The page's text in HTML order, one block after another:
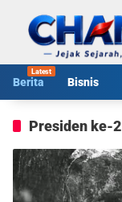
konten
Berita Bisnis
Presiden ke-2